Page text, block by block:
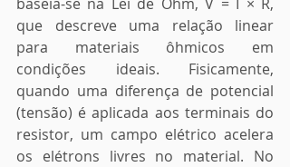
que descreve uma relação linear
para materiais ôhmicos em
condições ideais. Fisicamente,
quando uma diferença de potencial
(tensão) é aplicada aos terminais do
resistor, um campo elétrico acelera
os elétrons livres no material. No